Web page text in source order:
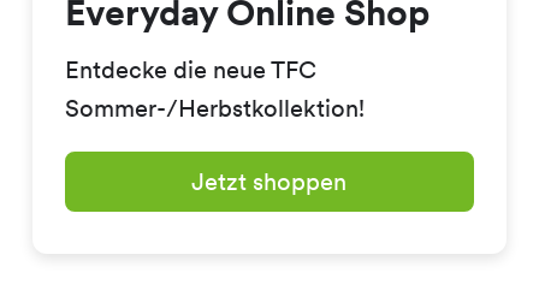
Everyday Online Shop
Entdecke die neue TFC
Sommer-/Herbstkollektion!
Jetzt shoppen